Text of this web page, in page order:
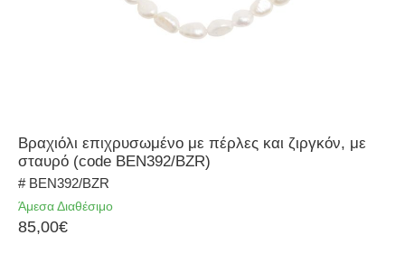
Βραχιόλι επιχρυσωμένο με πέρλες και ζιργκόν, με
σταυρό (code BEN392/BZR)
# BEN392/BZR
Άμεσα Διαθέσιμο
85,00€